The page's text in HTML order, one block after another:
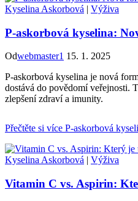
Kyselina Askorbová | Výživa
P-askorbová kyselina:
Odwebmaster1 15. 1. 2025
P-askorbová kyselina je nová
dostává do povědomí veřejnosti.
zlepšení zdraví a imunity.
Přečtěte si více P-askorbová
Kyselina Askorbová | Výživa
Vitamin C vs. Aspirin: